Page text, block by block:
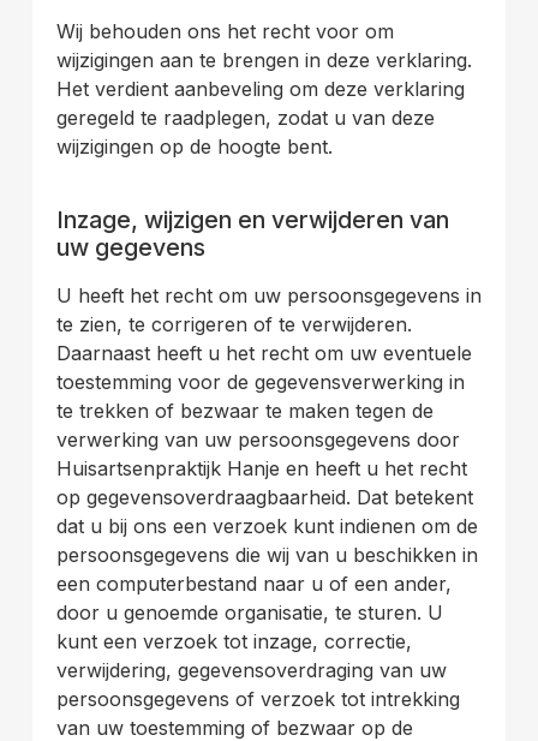
Wij behouden ons het recht voor om
wijzigingen aan te brengen in deze verklaring.
Het verdient aanbeveling om deze verklaring
geregeld te raadplegen, zodat u van deze
wijzigingen op de hoogte bent.
Inzage, wijzigen en verwijderen van
uw gegevens
U heeft het recht om uw persoonsgegevens in
te zien, te corrigeren of te verwijderen.
Daarnaast heeft u het recht om uw eventuele
toestemming voor de gegevensverwerking in
te trekken of bezwaar te maken tegen de
verwerking van uw persoonsgegevens door
Huisartsenpraktijk Hanje en heeft u het recht
op gegevensoverdraagbaarheid. Dat betekent
dat u bij ons een verzoek kunt indienen om de
persoonsgegevens die wij van u beschikken in
een computerbestand naar u of een ander,
door u genoemde organisatie, te sturen. U
kunt een verzoek tot inzage, correctie,
verwijdering, gegevensoverdraging van uw
persoonsgegevens of verzoek tot intrekking
van uw toestemming of bezwaar op de